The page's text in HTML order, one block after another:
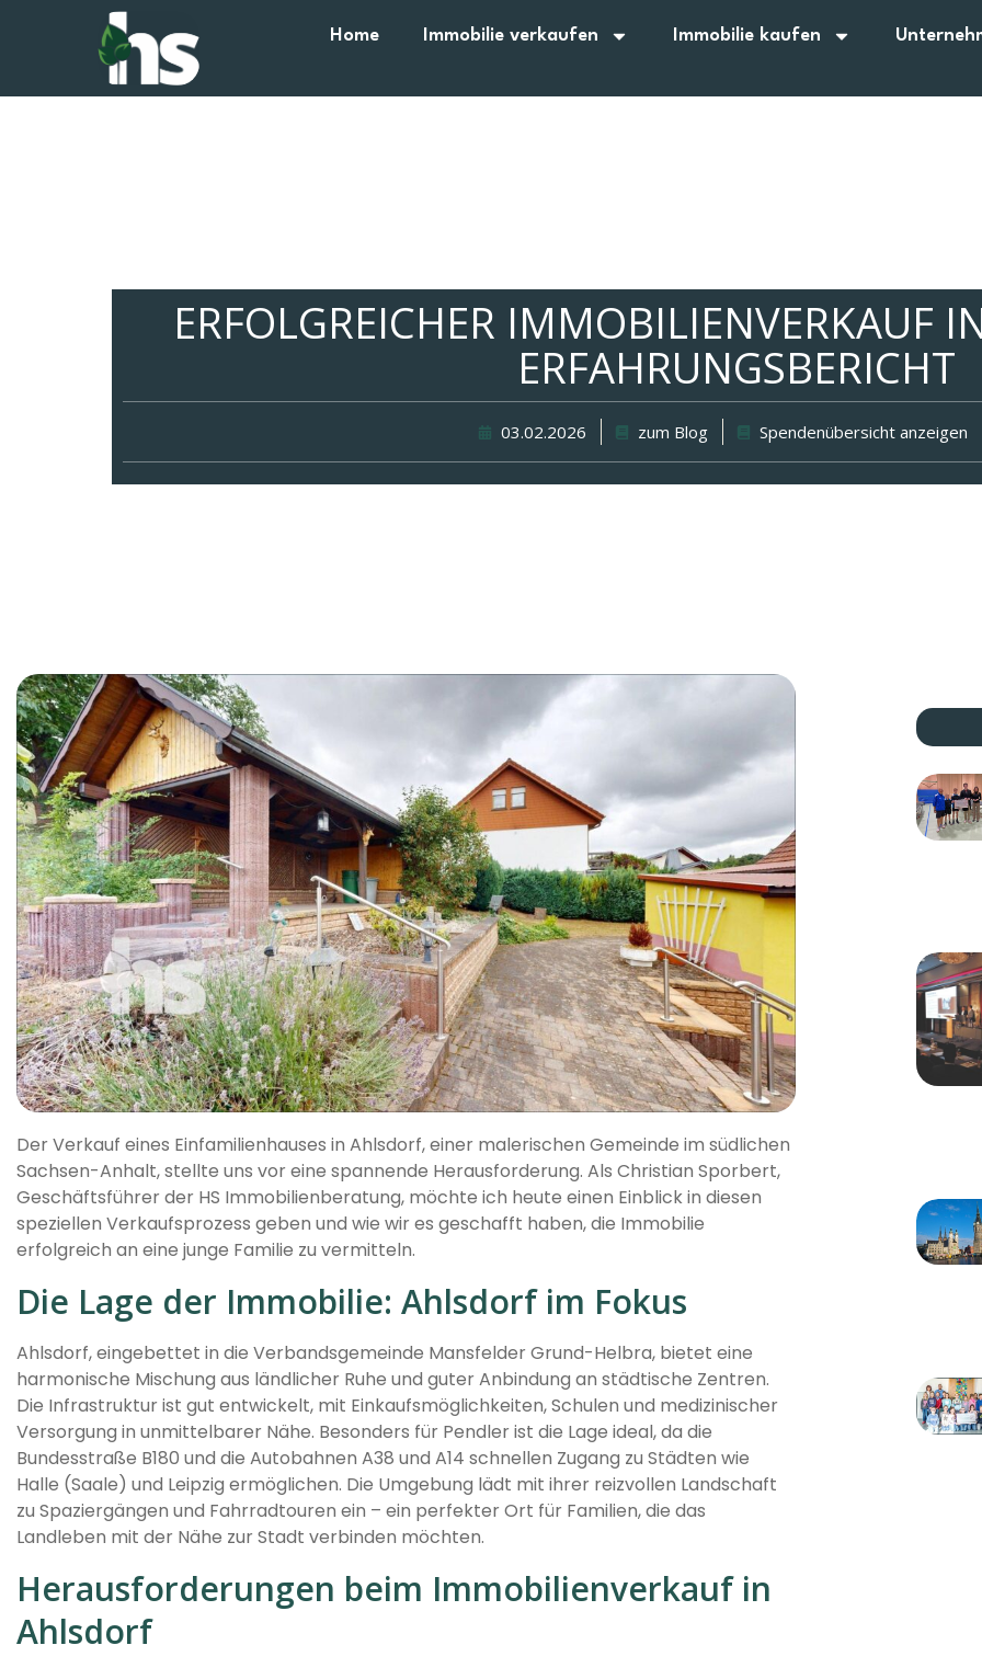
Home Immobilie verkaufen Immobilie kaufen
ERFOLGREICHER IMMOBILIENVERKAUF
ERFAHRUNGSBERICHT
03.02.2026 zum Blog Spendenübersicht anzeigen
Der Verkauf eines Einfamilienhauses in Ahlsdorf, einer malerischen Gemeinde im südlichen
Sachsen-Anhalt, stellte uns vor eine spannende Herausforderung. Als Christian Sporbert,
Geschäftsführer der HS Immobilienberatung, möchte ich heute einen Einblick in diesen
speziellen Verkaufsprozess geben und wie wir es geschafft haben, die Immobilie
erfolgreich an eine junge Familie zu vermitteln.
Die Lage der Immobilie: Ahlsdorf im Fokus
Ahlsdorf, eingebettet in die Verbandsgemeinde Mansfelder Grund-Helbra, bietet eine
harmonische Mischung aus ländlicher Ruhe und guter Anbindung an städtische Zentren.
Die Infrastruktur ist gut entwickelt, mit Einkaufsmöglichkeiten, Schulen und medizinischer
Versorgung in unmittelbarer Nähe. Besonders für Pendler ist die Lage ideal, da die
Bundesstraße B180 und die Autobahnen A38 und A14 schnellen Zugang zu Städten wie
Halle (Saale) und Leipzig ermöglichen. Die Umgebung lädt mit ihrer reizvollen Landschaft
zu Spaziergängen und Fahrradtouren ein – ein perfekter Ort für Familien, die das
Landleben mit der Nähe zur Stadt verbinden möchten.
Herausforderungen beim Immobilienverkauf in
Ahlsdorf